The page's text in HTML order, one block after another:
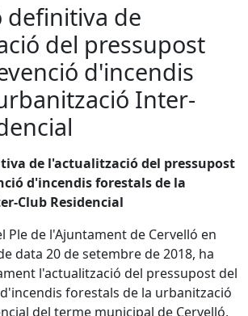
definitiva de
del pressupost
d'incendis
Inter-
de l'actualització del pressupost
d'incendis forestals de la
Club Residencial
Ple de l'Ajuntament de Cervelló en
data 20 de setembre de 2018, ha
l'actualització del pressupost del
forestals de la urbanització
del terme municipal de Cervelló,